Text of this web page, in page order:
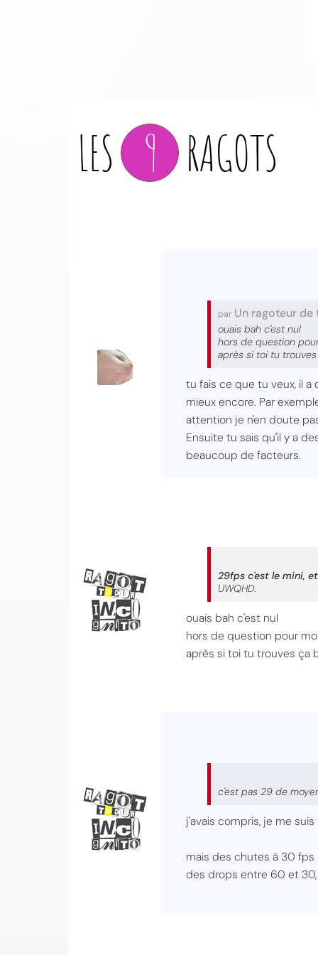
LES 9 RAGOTS
par Un ragoteur de
ouais bah c'est nul
hors de question
après si toi tu
tu fais ce que tu veux, il
mieux encore. Par
attention je n'en doute
Ensuite tu sais qu'il y a
beaucoup de facteurs.
29fps c'est le mini,
UWQHD.
ouais bah c'est nul
hors de question pour
après si toi tu trouves ça
c'est pas 29 de
j'avais compris, je me
mais des chutes à 30
des drops entre 60 et